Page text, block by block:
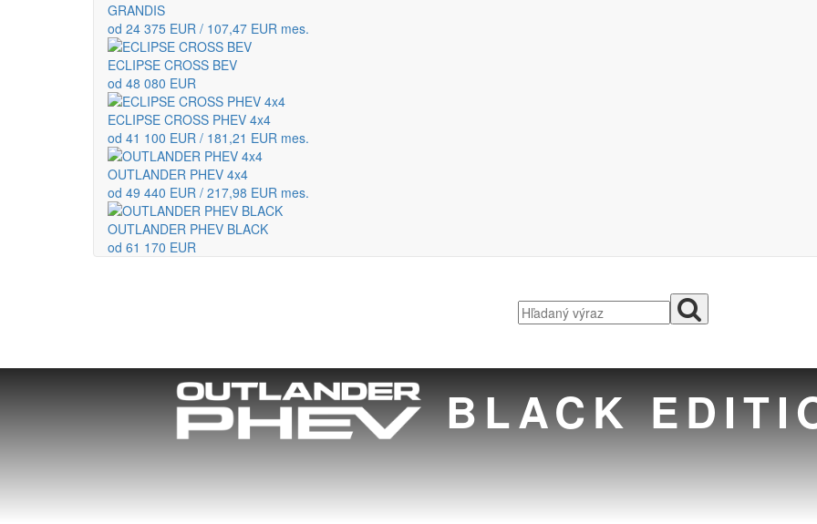
GRANDIS
od 24 375 EUR / 107,47 EUR mes.
ECLIPSE CROSS BEV
od 48 080 EUR
ECLIPSE CROSS PHEV 4x4
od 41 100 EUR / 181,21 EUR mes.
OUTLANDER PHEV 4x4
od 49 440 EUR / 217,98 EUR mes.
OUTLANDER PHEV BLACK
od 61 170 EUR
BLACK